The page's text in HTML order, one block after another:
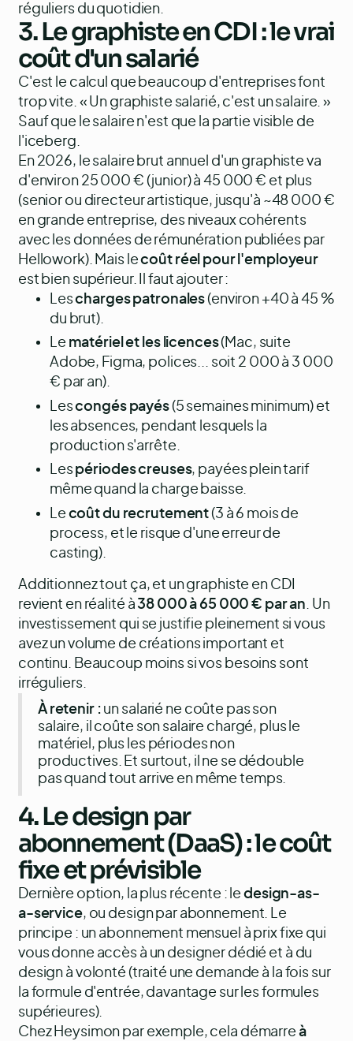
réguliers du quotidien.
3. Le graphiste en CDI : le vrai
coût d'un salarié
C'est le calcul que beaucoup d'entreprises font
trop vite. « Un graphiste salarié, c'est un salaire. »
Sauf que le salaire n'est que la partie visible de
l'iceberg.
En 2026, le salaire brut annuel d'un graphiste va
d'environ 25 000 € (junior) à 45 000 € et plus
(senior ou directeur artistique, jusqu'à ~48 000 €
en grande entreprise, des niveaux cohérents
avec les données de rémunération publiées par
Hellowork). Mais lecoût réel pour l'employeur
est bien supérieur. Il faut ajouter :
Lescharges patronales(environ +40 à 45 %
du brut).
Le matériel et les licences(Mac, suite
Adobe, Figma, polices... soit 2 000 à 3 000
€ par an).
Lescongés payés(5 semaines minimum) et
les absences, pendant lesquels la
production s'arrête.
Lespériodes creuses, payées plein tarif
même quand la charge baisse.
Le coût du recrutement(3 à 6 mois de
process, et le risque d'une erreur de
casting).
Additionnez tout ça, et un graphiste en CDI
revient en réalité à38 000 à 65 000 € par an. Un
investissement qui se justifie pleinement si vous
avez un volume de créations important et
continu. Beaucoup moins si vos besoins sont
irréguliers.
À retenir : un salarié ne coûte pas son
salaire, il coûte son salaire chargé, plus le
matériel, plus les périodes non
productives. Et surtout, il ne se dédouble
pas quand tout arrive en même temps.
4. Le design par
abonnement (DaaS) : le coût
fixe et prévisible
Dernière option, la plus récente : ledesign-as-
a-service, ou design par abonnement. Le
principe : un abonnement mensuel à prix fixe qui
vous donne accès à un designer dédié et à du
design à volonté (traité une demande à la fois sur
la formule d'entrée, davantage sur les formules
supérieures).
Chez Heysimon par exemple, cela démarre à